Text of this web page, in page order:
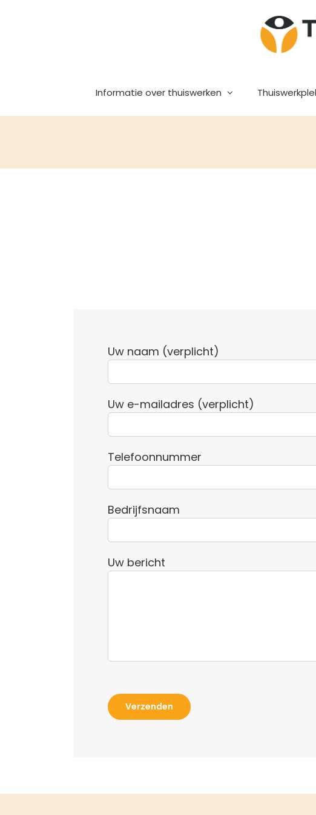
Informatie over thuiswerken
Uw naam (verplicht)
Uw e-mailadres (verplicht)
Telefoonnummer
Bedrijfsnaam
Uw bericht